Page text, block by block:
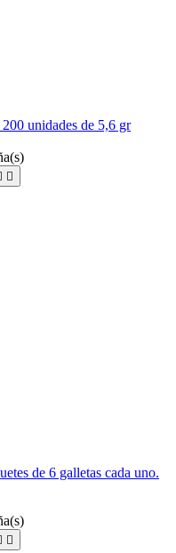
unidades de 5,6 gr

de 6 galletas cada uno.
